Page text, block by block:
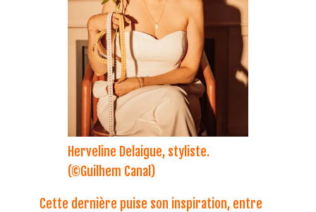
Herveline Delaigue, styliste.
(©Guilhem Canal)
Cette dernière puise son inspiration, entre